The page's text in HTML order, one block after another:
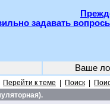
задавать
Ваше
Перейти к теме Поиск